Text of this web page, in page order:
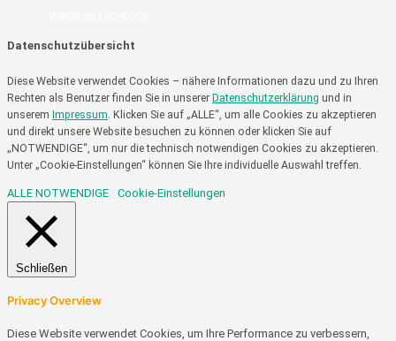
Datenschutzübersicht
Diese Website verwendet Cookies – nähere Informationen dazu und zu Ihren
Rechten als Benutzer finden Sie in unserer Datenschutzerklärung und in
unserem Impressum . Klicken Sie auf „ALLE“, um alle Cookies zu akzeptieren
und direkt unsere Website besuchen zu können oder klicken Sie auf
„NOTWENDIGE“, um nur die technisch notwendigen Cookies zu akzeptieren.
Unter „Cookie-Einstellungen“ können Sie Ihre individuelle Auswahl treffen.
ALLE NOTWENDIGE Cookie-Einstellungen
Schließen
Privacy Overview
Diese Website verwendet Cookies, um Ihre Performance zu verbessern,